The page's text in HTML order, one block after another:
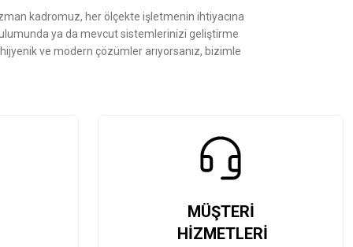
kadromuz, her ölçekte işletmenin ihtiyacına
ya da mevcut sistemlerinizi geliştirme
ve modern çözümler arıyorsanız, bizimle
MÜŞTERİ
HİZMETLERİ